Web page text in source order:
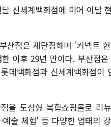
신세계백화점에 이어 이달
산점은 재단장하며 '커넥트
이후 29년 만이다. 부산점
데백화점과 신세계백화점
을 도심형 복합쇼핑몰로 리
술 체험' 등 다양한 업태의